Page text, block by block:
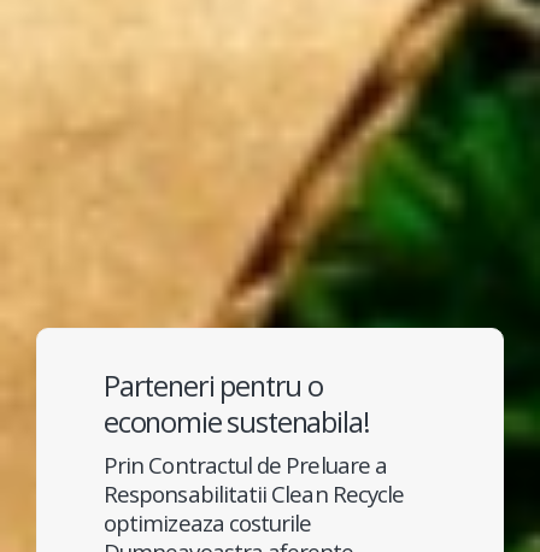
Parteneri pentru o
economie sustenabila!
Prin Contractul de Preluare a
Responsabilitatii Clean Recycle
optimizeaza costurile